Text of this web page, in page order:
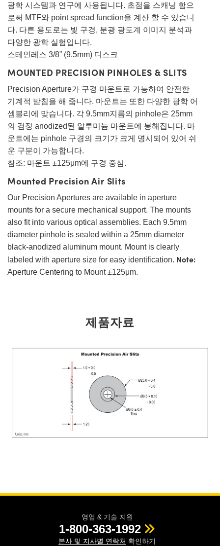
광학 시스템과 연구에 사용됩니다. 초점을 스캐닝 함으
로써 MTF와 point spread function을 계산 할 수 있습니
다. 다른 용도로는 빛 구경, 분광 광도계 이미지 분석과
다양한 광학 실험입니다.
스테인레스 3/8” (9.5mm) 디스크
MOUNTED PRECISION PINHOLES & SLITS
Precision Aperture가 구경 마운트로 가능하여 안전한
기계적 받침을 해 줍니다. 마운트는 또한 다양한 광학 어
셈블리에 맞습니다. 각 9.5mm지름의 pinhole은 25mm
의 검정 anodized된 알루미늄 마운트에 봉해집니다. 마
운트에는 pinhole 구경의 크기가 크게 명시되어 있어 쉬
운 구분이 가능합니다.
참조: 마운트 ±125μm에 구경 중심.
Mounted Precision Air Slits
Our Precision Apertures are available in aperture
mounts for a secure mechanical support. The mounts
also fit into various optical assemblies. Each 9.5mm
diameter pinhole is sealed within a 25mm diameter
black-anodized aluminum mount. Mount is clearly
labeled with aperture size for easy identification. Note:
Aperture Centering to Mount ±125μm.
제품자료
영업 & 기술 지원
1-800-363-1992
본사 및 지사별 연락처 확인하기